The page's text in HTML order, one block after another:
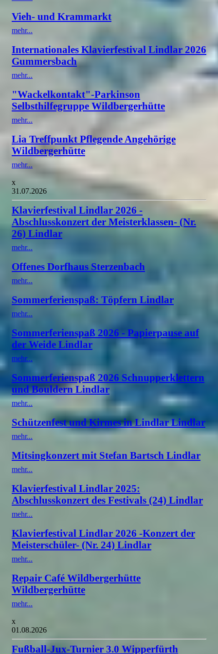
Vieh- und Krammarkt
mehr...
Internationales Klavierfestival Lindlar 2026
Gummersbach
mehr...
"Wackelkontakt"-Parkinson
Selbsthilfegruppe Wildbergerhütte
mehr...
Lia Treffpunkt Pflegende Angehörige
Wildbergerhütte
mehr...
x
31.07.2026
Klavierfestival Lindlar 2026 -
Abschlusskonzert der Meisterklassen- (Nr.
26) Lindlar
mehr...
Offenes Dorfhaus Sterzenbach
mehr...
Sommerferienspaß: Töpfern Lindlar
mehr...
Sommerferienspaß 2026 - Papierpause auf
der Weide Lindlar
mehr...
Sommerferienspaß 2026 Schnupperklettern
und Bouldern Lindlar
mehr...
Schützenfest und Kirmes in Lindlar Lindlar
mehr...
Mitsingkonzert mit Stefan Bartsch Lindlar
mehr...
Klavierfestival Lindlar 2025:
Abschlusskonzert des Festivals (24) Lindlar
mehr...
Klavierfestival Lindlar 2026 -Konzert der
Meisterschüler- (Nr. 24) Lindlar
mehr...
Repair Café Wildbergerhütte
Wildbergerhütte
mehr...
x
01.08.2026
Fußball-Jux-Turnier 3.0 Wipperfürth